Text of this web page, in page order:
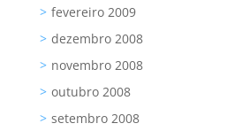
fevereiro 2009
dezembro 2008
novembro 2008
outubro 2008
setembro 2008